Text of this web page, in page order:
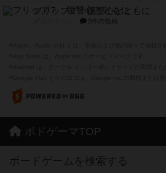
フリップ７：復讐心とともに
2件の投稿
ボドゲーマTOP
ボードゲームを検索する